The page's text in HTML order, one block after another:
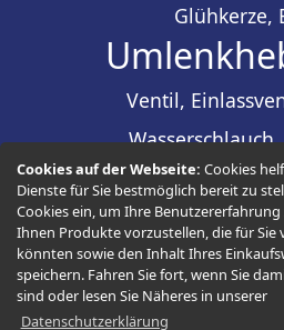
Cookies auf der Webseite:Cookies
Dienste für Sie bestmöglich bereit zu
Cookies ein, um Ihre Benutzererfahrung
Ihnen Produkte vorzustellen, die für Sie
könnten sowie den Inhalt Ihres
speichern. Fahren Sie fort, wenn Sie
sind oder lesen Sie Näheres in unserer
Datenschutzerklärung
Glühkerze,
Ventil,
© 2026 - Thüringer